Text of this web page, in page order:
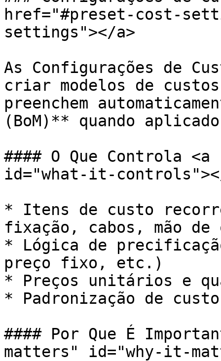
href="#preset-cost-
settings"></a>
As Configurações de
criar modelos de
preenchem
(BoM)** quando
#### O Que Controla
id="what-it-
* Itens de custo
fixação, cabos, mão
* Lógica de
preço fixo, etc.)
* Preços unitários e
* Padronização de
#### Por Que É
matters" id="why-it-